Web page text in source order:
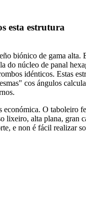
esta estrutura
biónico de gama alta.
do núcleo de panal
idénticos. Estas
cos ángulos
económica. O taboleiro
lixeiro, alta plana, gran
e non é fácil realizar